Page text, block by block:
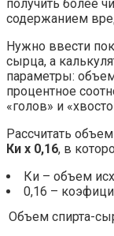
получить более
содержанием
Нужно ввести
сырца, а
параметры:
процентное
«голов» и
Рассчитать
Ки х 0,16, в
Ки – объем
0,16 –
Объем спирта-